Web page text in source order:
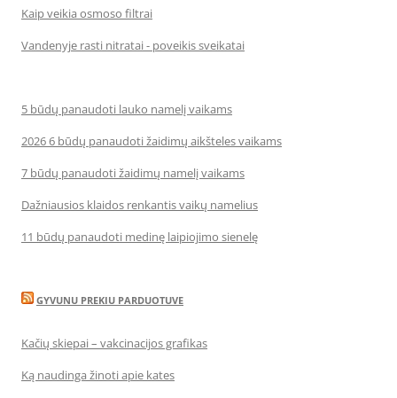
Kaip veikia osmoso filtrai
Vandenyje rasti nitratai - poveikis sveikatai
5 būdų panaudoti lauko namelį vaikams
2026 6 būdų panaudoti žaidimų aikšteles vaikams
7 būdų panaudoti žaidimų namelį vaikams
Dažniausios klaidos renkantis vaikų namelius
11 būdų panaudoti medinę laipiojimo sienelę
GYVUNU PREKIU PARDUOTUVE
Kačių skiepai – vakcinacijos grafikas
Ką naudinga žinoti apie kates